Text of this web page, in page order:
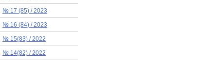
№ 17 (85) / 2023
№ 16 (84) / 2023
№ 15(83) / 2022
№ 14(82) / 2022